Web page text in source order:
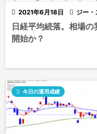
 2021年6月18日  ジー・
日経平均続落。相場
開始か？
 今日の運用成績